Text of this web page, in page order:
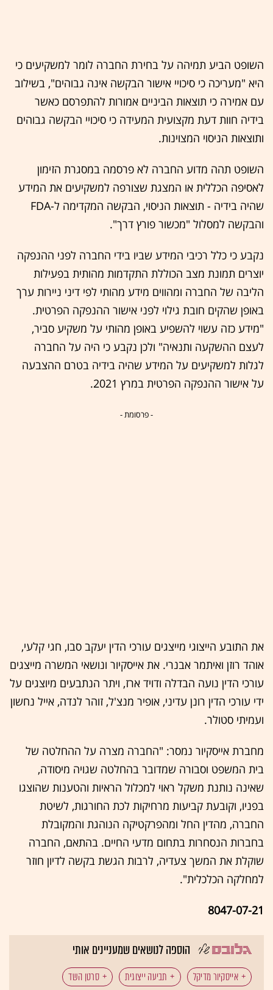
השופט הביע תמיהה על בחירת החברה לומר למשקיעים כי
היא "מעריכה כי סיכויי אישור הבקשה אינה גבוהים", בשילוב
עם אמירה כי תוצאות הביניים אמורות להתפרסם כאשר
בידיה חוות דעת מקצועית המעידה כי סיכויי הבקשה גבוהים
ותוצאות הניסוי המצוינות.
השופט תהה מדוע החברה לא פרסמה במסגרת הזימון
לאסיפה הכללית או המצגת שצורפה למשקיעים את המידע
שהיה בידיה - תוצאות הניסוי, הבקשה המקדימה ל-FDA
והבקשה למסלול "מכשור פורץ דרך".
נקבע כי כלל רכיבי המידע שביו בידי החברה לפני ההנפקה
יוצרים תמונת מצב הכוללת התקדמות מהותית בפעילות
הליבה של החברה ומהווים מידע מהותי לפי דיני ניירות ערך
באופן שהקים חובת גילוי לפני אישור ההנפקה הפרטית.
"מידע כזה עשוי להשפיע באופן מהותי על משקיע סביר,
לעצם ההשקעה ותנאיה" ולכן נקבע כי היה על החברה
לגלות למשקיעים על המידע שהיה בידיה בטרם ההצבעה
על אישור ההנפקה הפרטית במרץ 2021.
- פרסומת -
את התובע הייצוגי מייצגים עורכי הדין יעקב סבו, חגי קלעי,
אוהד רוזן ואיתמר אבנרי. את אייסקיור ונושאי המשרה מייצגים
עורכי הדין נועה הבדלה ודויד ארז, ויתר הנתבעים מיוצגים על
ידי עורכי הדין רונן עדיני, אופיר מנצ'ל, זוהר לנדה, אייל נחשון
ועמיתי סטולר.
מחברת אייסקיור נמסר: "החברה מצרה על ההחלטה של
בית המשפט וסבורה שמדובר בהחלטה שגויה מיסודה,
שאינה נותנת משקל ראוי למכלול הראיות והטענות שהוצגו
בפניו, וקובעת קביעות מרחיקות לכת החורגות, לשיטת
החברה, מהדין החל ומהפרקטיקה הנוהגת והמקובלת
בחברות הנסחרות בתחום מדעי החיים. בהתאם, החברה
שוקלת את המשך צעדיה, לרבות הגשת בקשה לדיון חוזר
למחלקה הכלכלית".
8047-07-21
הוספה לנושאים שמעניינים אותי
אייסקיור מדיקל תביעה ייצוגית סרטן השד